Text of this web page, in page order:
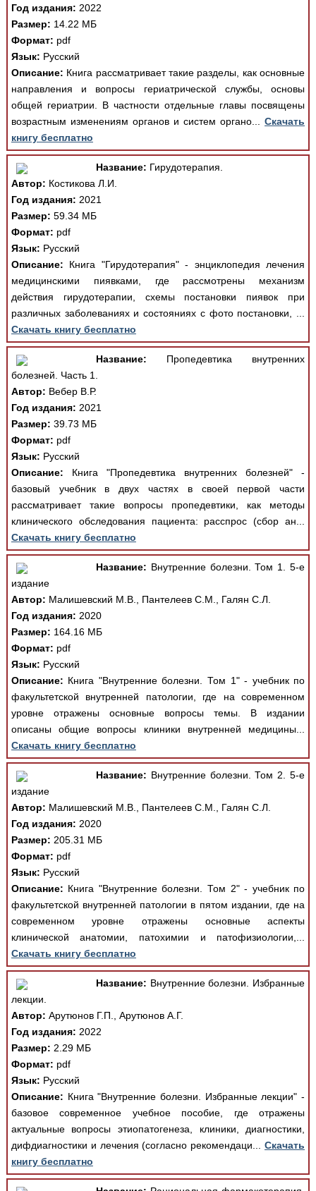
Год издания: 2022
Размер: 14.22 МБ
Формат: pdf
Язык: Русский
Описание: Книга рассматривает такие разделы, как основные
направления и вопросы гериатрической службы, основы
общей гериатрии. В частности отдельные главы посвящены
возрастным изменениям органов и систем органо...Скачать
книгу бесплатно
Название: Гирудотерапия.
Автор: Костикова Л.И.
Год издания: 2021
Размер: 59.34 МБ
Формат: pdf
Язык: Русский
Описание: Книга "Гирудотерапия" - энциклопедия лечения
медицинскими пиявками, где рассмотрены механизм
действия гирудотерапии, схемы постановки пиявок при
различных заболеваниях и состояниях с фото постановки, ...
Скачать книгу бесплатно
Название: Пропедевтика внутренних
болезней. Часть 1.
Автор: Вебер В.Р.
Год издания: 2021
Размер: 39.73 МБ
Формат: pdf
Язык: Русский
Описание: Книга "Пропедевтика внутренних болезней" -
базовый учебник в двух частях в своей первой части
рассматривает такие вопросы пропедевтики, как методы
клинического обследования пациента: расспрос (сбор ан...
Скачать книгу бесплатно
Название: Внутренние болезни. Том 1. 5-е
издание
Автор: Малишевский М.В., Пантелеев С.М., Галян С.Л.
Год издания: 2020
Размер: 164.16 МБ
Формат: pdf
Язык: Русский
Описание: Книга "Внутренние болезни. Том 1" - учебник по
факультетской внутренней патологии, где на современном
уровне отражены основные вопросы темы. В издании
описаны общие вопросы клиники внутренней медицины...
Скачать книгу бесплатно
Название: Внутренние болезни. Том 2. 5-е
издание
Автор: Малишевский М.В., Пантелеев С.М., Галян С.Л.
Год издания: 2020
Размер: 205.31 МБ
Формат: pdf
Язык: Русский
Описание: Книга "Внутренние болезни. Том 2" - учебник по
факультетской внутренней патологии в пятом издании, где на
современном уровне отражены основные аспекты
клинической анатомии, патохимии и патофизиологии,...
Скачать книгу бесплатно
Название: Внутренние болезни. Избранные
лекции.
Автор: Арутюнов Г.П., Арутюнов А.Г.
Год издания: 2022
Размер: 2.29 МБ
Формат: pdf
Язык: Русский
Описание: Книга "Внутренние болезни. Избранные лекции" -
базовое современное учебное пособие, где отражены
актуальные вопросы этиопатогенеза, клиники, диагностики,
дифдиагностики и лечения (согласно рекомендаци...Скачать
книгу бесплатно